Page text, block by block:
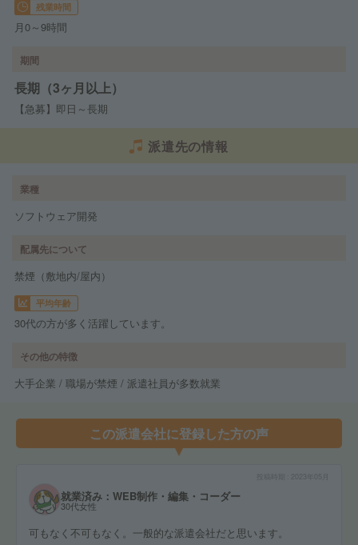
残業時間
月0～9時間
期間
長期（3ヶ月以上）
【急募】即日～長期
派遣先の情報
業種
ソフトウェア開発
配属先について
禁煙（敷地内/屋内）
平均年齢
30代の方が多く活躍しています。
その他の特徴
大手企業 / 職場が禁煙 / 派遣社員が多数就業
この派遣会社に登録した方の声
2023年05月
就業済み：WEB制作・編集・コーダー
30代女性
可もなく不可もなく。一般的な派遣会社だと思います。